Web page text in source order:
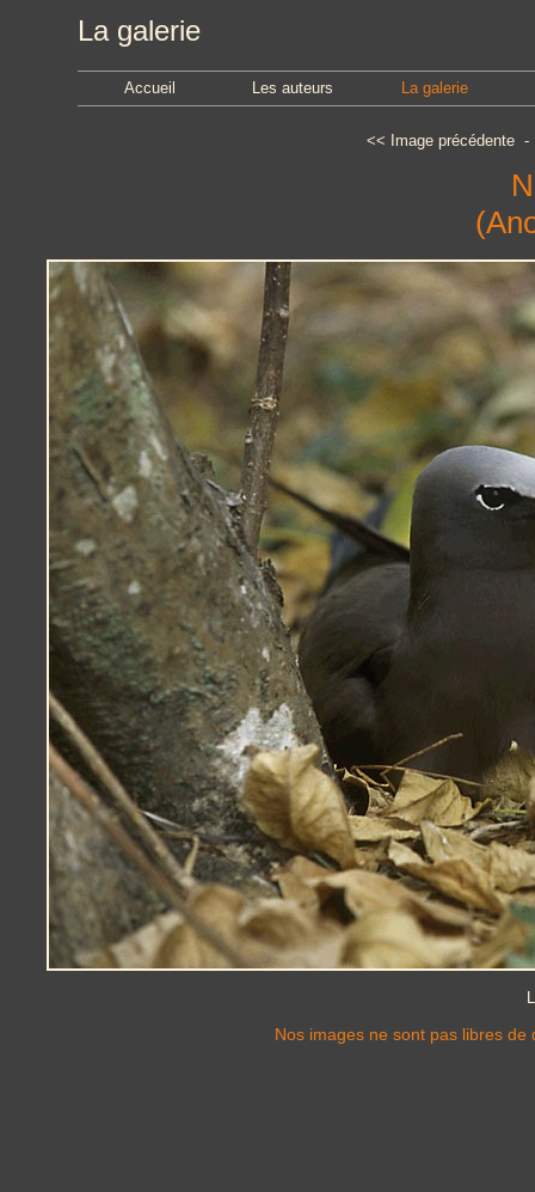
La galerie
Accueil Les auteurs La galerie
<< Image précédente
Nos images ne sont pas libres